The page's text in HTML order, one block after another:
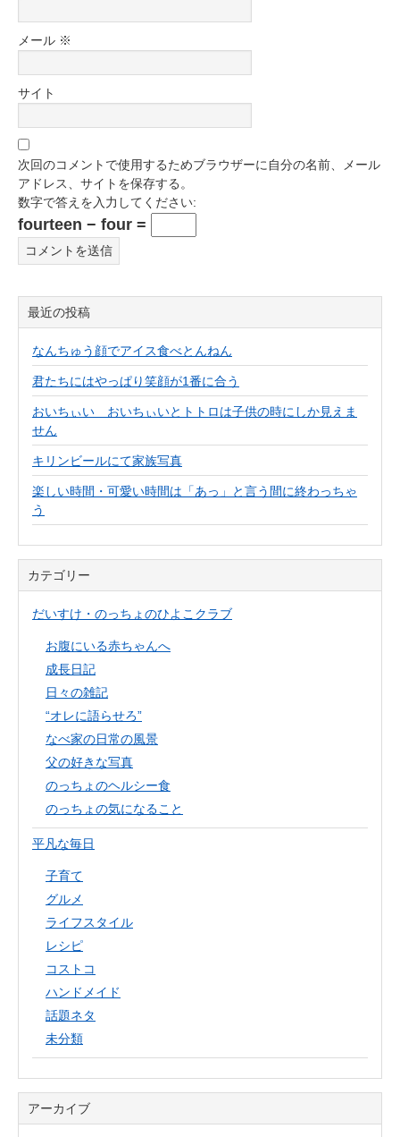
メール ※
サイト
次回のコメントで使用するためブラウザーに自分の名前、メール
アドレス、サイトを保存する。
数字で答えを入力してください:
fourteen − four =
最近の投稿
なんちゅう顔でアイス食べとんねん
君たちにはやっぱり笑顔が1番に合う
おいちぃい おいちぃいとトトロは子供の時にしか見えま
せん
キリンビールにて家族写真
楽しい時間・可愛い時間は「あっ」と言う間に終わっちゃ
う
カテゴリー
だいすけ・のっちょのひよこクラブ
お腹にいる赤ちゃんへ
成長日記
日々の雑記
“オレに語らせろ”
なべ家の日常の風景
父の好きな写真
のっちょのヘルシー食
のっちょの気になること
平凡な毎日
子育て
グルメ
ライフスタイル
レシピ
コストコ
ハンドメイド
話題ネタ
未分類
アーカイブ